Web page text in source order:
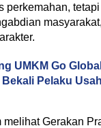
perkemahan,
UMKM Go
Pelaku
melihat Gerakan